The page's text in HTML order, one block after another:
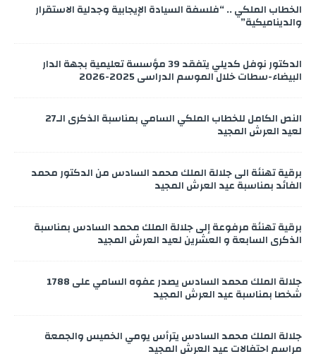
الخطاب الملكي .. “فلسفة السيادة الإيجابية وجدلية الاستقرار
والديناميكية”
الدكتور نوفل كديلي يتفقد 39 مؤسسة تعليمية بجهة الدار
البيضاء-سطات خلال الموسم الدراسي 2025-2026
النص الكامل للخطاب الملكي السامي بمناسبة الذكرى الـ27
لعيد العرش المجيد
برقية تهنئة الى جلالة الملك محمد السادس من الدكتور محمد
الفائد بمناسبة عيد العرش المجيد
برقية تهنئة مرفوعة إلى جلالة الملك محمد السادس بمناسبة
الذكرى السابعة و العشرين لعيد العرش المجيد
جلالة الملك محمد السادس يصدر عفوه السامي على 1788
شخصا بمناسبة عيد العرش المجيد
جلالة الملك محمد السادس يترأس يومي الخميس والجمعة
مراسم احتفالات عيد العرش المجيد